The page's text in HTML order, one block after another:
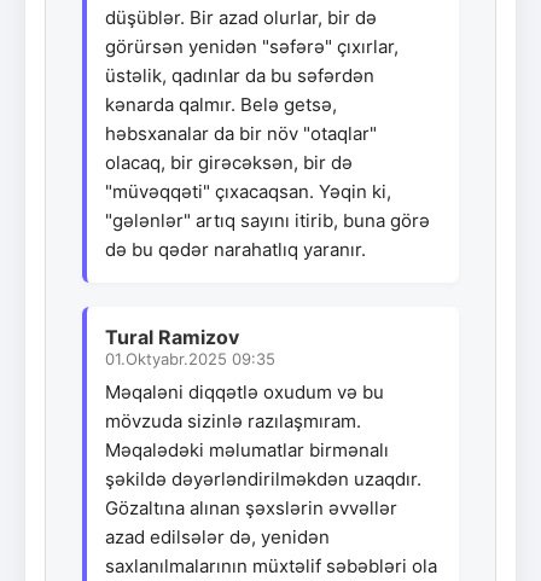
düşüblər. Bir azad olurlar, bir də
görürsən yenidən "səfərə" çıxırlar,
üstəlik, qadınlar da bu səfərdən
kənarda qalmır. Belə getsə,
həbsxanalar da bir növ "otaqlar"
olacaq, bir girəcəksən, bir də
"müvəqqəti" çıxacaqsan. Yəqin ki,
"gələnlər" artıq sayını itirib, buna görə
də bu qədər narahatlıq yaranır.
Tural Ramizov
01.Oktyabr.2025 09:35
Məqaləni diqqətlə oxudum və bu
mövzuda sizinlə razılaşmıram.
Məqalədəki məlumatlar birmənalı
şəkildə dəyərləndirilməkdən uzaqdır.
Gözaltına alınan şəxslərin əvvəllər
azad edilsələr də, yenidən
saxlanılmalarının müxtəlif səbəbləri ola